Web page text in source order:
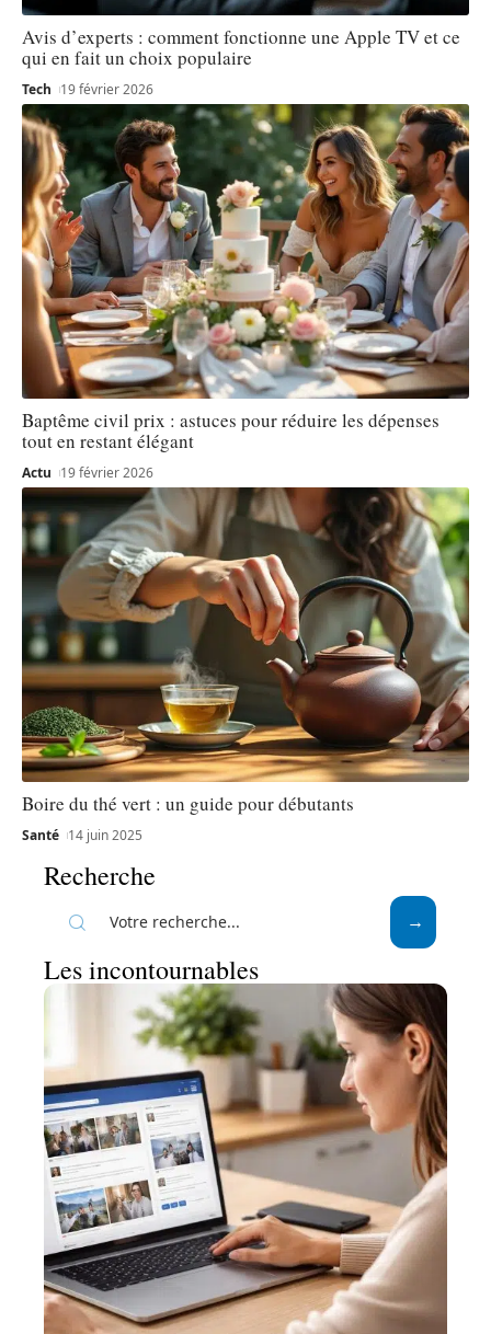
Avis d’experts : comment fonctionne une Apple TV et ce
qui en fait un choix populaire
Tech 19 février 2026
Baptême civil prix : astuces pour réduire les dépenses
tout en restant élégant
Actu 19 février 2026
Boire du thé vert : un guide pour débutants
Santé 14 juin 2025
Recherche
Les incontournables